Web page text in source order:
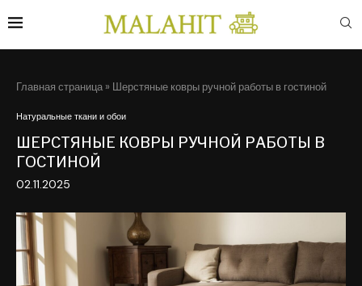
Главная страница » Шерстяные ковры ручной работы в гостиной
Натуральные ткани и обои
ШЕРСТЯНЫЕ КОВРЫ РУЧНОЙ РАБОТЫ В
ГОСТИНОЙ
02.11.2025